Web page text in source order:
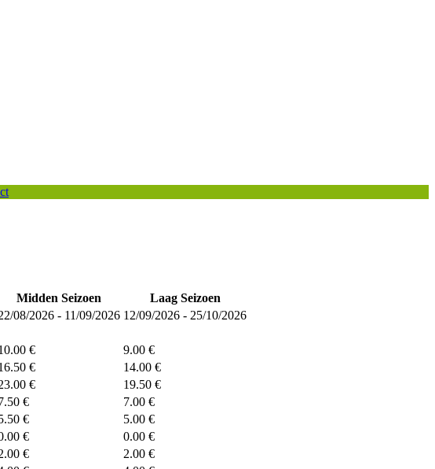
Midden Seizoen
Laag Seizoen
08/2026 - 11/09/2026 12/09/2026 - 25/10/2026
€
9.00 €
€
14.00 €
€
19.50 €
€
7.00 €
€
5.00 €
€
0.00 €
€
2.00 €